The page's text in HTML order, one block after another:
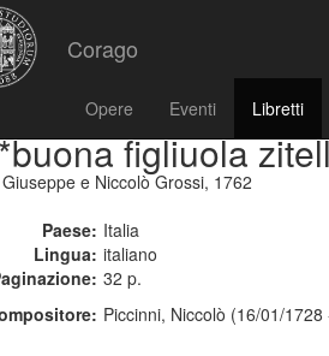
Corago
Opere Eventi Libretti
figliuola
e Niccolò Grossi, 1762
Paese: Italia
Lingua: italiano
32 p.
Piccinni, Niccolò (16/01/